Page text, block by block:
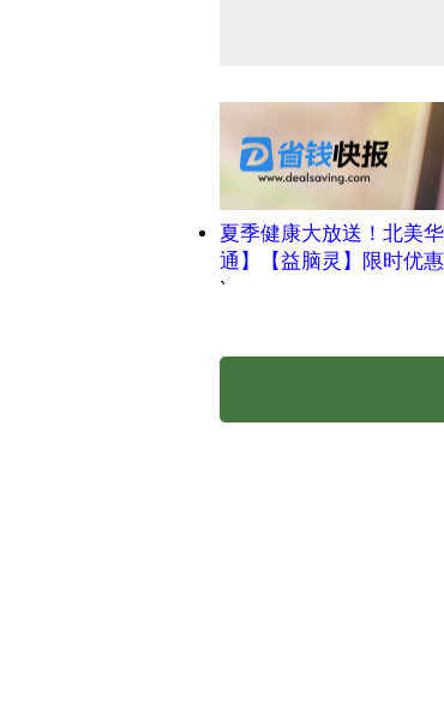
夏季健康大放送！北美
通】【益脑灵】限时优惠
`